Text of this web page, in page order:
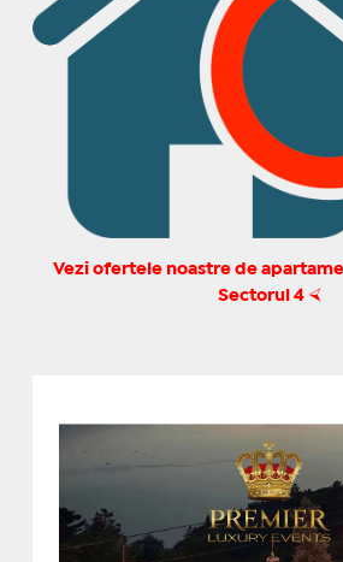
Vezi ofertele noastre de
Sectorul 4 ⮘